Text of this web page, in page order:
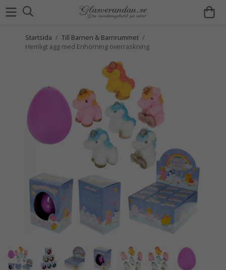
Startsida / Till Barnen & Barnrummet /
Hemligt ägg med Enhörning överraskning